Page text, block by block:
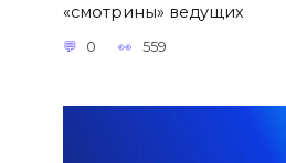
«смотрины» ведущих
0 559